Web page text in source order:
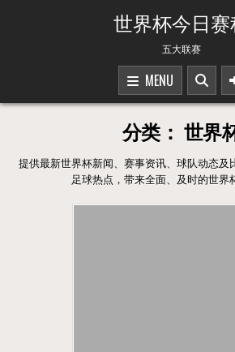
世界杯今日赛
五大联赛
MENU
分类： 世界
提供最新世界杯新闻、赛事资讯、球队动态及
足球热点，带来全面、及时的世界